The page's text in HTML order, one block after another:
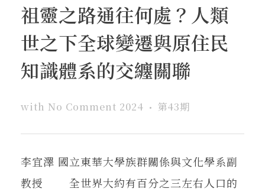
在地實踐
關鍵詞
書評書介
東華風景
祖靈之路通往何處？人類
世之下全球變遷與原住民
知識體系的交纏關聯
with No Comment 2024 第43期
李宜澤 國立東華大學族群關係與文化學系副
教授 全世界大約有百分之三左右人口的